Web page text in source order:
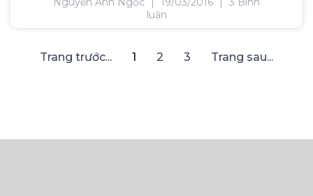
luận
Trang trước... 1 2 3 Trang sau...